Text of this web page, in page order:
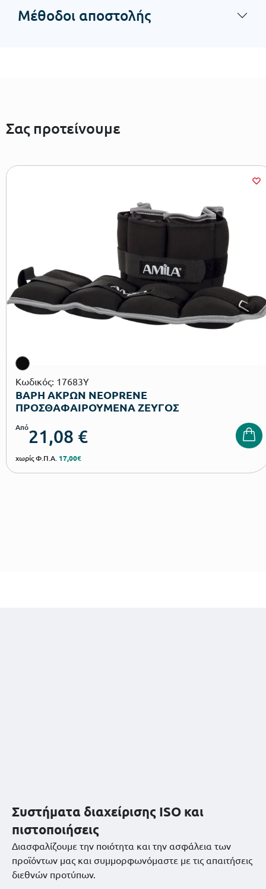
Μέθοδοι αποστολής
Σας προτείνουμε
Κωδικός: 17683Y
ΒΑΡΗ ΑΚΡΩΝ NEOPRENE
ΠΡΟΣΘΑΦΑΙΡΟΥΜΕΝΑ ΖΕΥΓΟΣ
Από21,08 €
χωρίς Φ.Π.Α. 17,00€
Συστήματα διαχείρισης ISO και
πιστοποιήσεις
Διασφαλίζουμε την ποιότητα και την ασφάλεια των
προϊόντων μας και συμμορφωνόμαστε με τις απαιτήσεις
διεθνών προτύπων.